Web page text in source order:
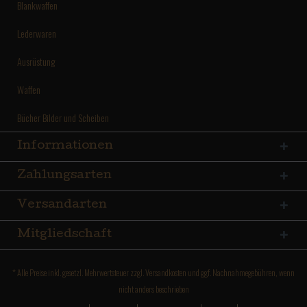
Blankwaffen
Lederwaren
Ausrüstung
Waffen
Bücher Bilder und Scheiben
Informationen
Zahlungsarten
Versandarten
Mitgliedschaft
* Alle Preise inkl. gesetzl. Mehrwertsteuer zzgl. Versandkosten und ggf. Nachnahmegebühren, wenn
nicht anders beschrieben